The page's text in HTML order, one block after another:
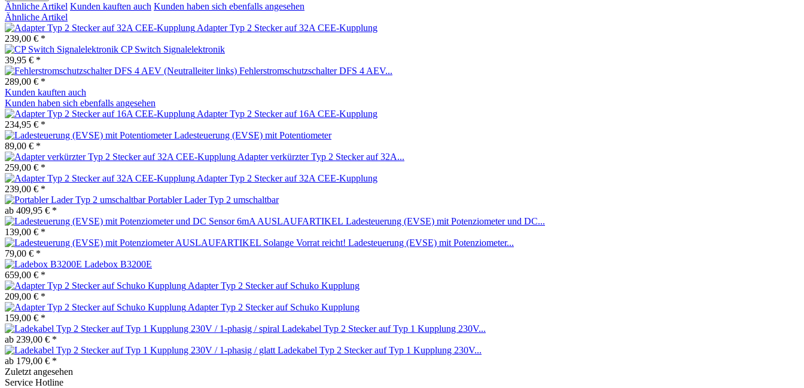
Ähnliche Artikel Kunden kauften auch Kunden haben sich ebenfalls angesehen
Ähnliche Artikel
Adapter Typ 2 Stecker auf 32A CEE-Kupplung
239,00 € *
CP Switch Signalelektronik
39,95 € *
Fehlerstromschutzschalter DFS 4 AEV...
289,00 € *
Kunden kauften auch
Kunden haben sich ebenfalls angesehen
Adapter Typ 2 Stecker auf 16A CEE-Kupplung
234,95 € *
Ladesteuerung (EVSE) mit Potentiometer
89,00 € *
Adapter verkürzter Typ 2 Stecker auf 32A...
259,00 € *
Adapter Typ 2 Stecker auf 32A CEE-Kupplung
239,00 € *
Portabler Lader Typ 2 umschaltbar
ab 409,95 € *
Ladesteuerung (EVSE) mit Potenziometer und DC...
139,00 € *
Ladesteuerung (EVSE) mit Potenziometer...
79,00 € *
Ladebox B3200E
659,00 € *
Adapter Typ 2 Stecker auf Schuko Kupplung
209,00 € *
Adapter Typ 2 Stecker auf Schuko Kupplung
159,00 € *
Ladekabel Typ 2 Stecker auf Typ 1 Kupplung 230V...
ab 239,00 € *
Ladekabel Typ 2 Stecker auf Typ 1 Kupplung 230V...
ab 179,00 € *
Zuletzt angesehen
Service Hotline